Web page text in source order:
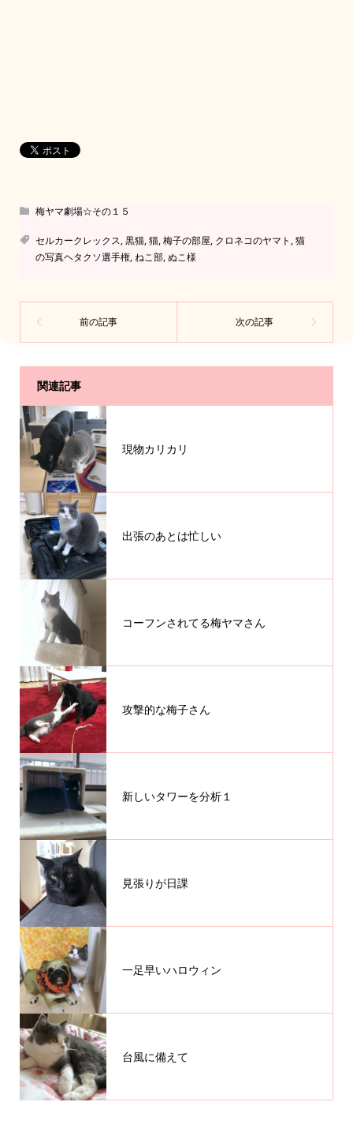
梅ヤマ劇場☆その１５
セルカークレックス,黒猫,猫,梅子の部屋, クロネコのヤマト ,猫
の写真ヘタクソ選手権,ねこ部,ぬこ様
関連記事
現物カリカリ
出張のあとは忙しい
コーフンされてる梅ヤマさん
攻撃的な梅子さん
新しいタワーを分析１
見張りが日課
一足早いハロウィン
台風に備えて